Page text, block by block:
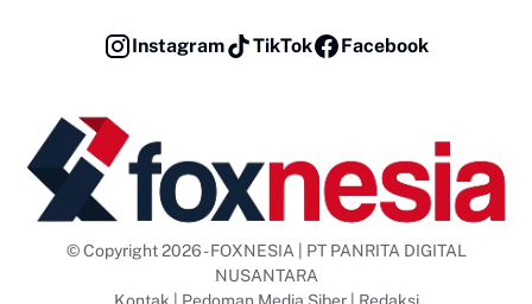
Instagram TikTok Facebook
© Copyright 2026 - FOXNESIA | PT PANRITA DIGITAL
NUSANTARA